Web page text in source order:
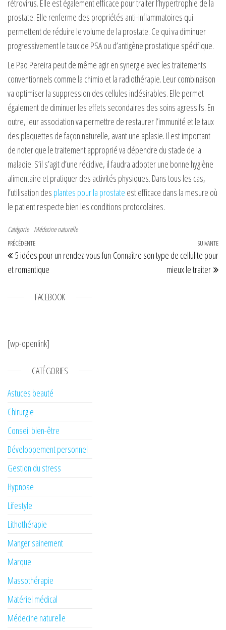
rétrovirus. Elle est également efficace pour traiter l’hypertrophie de la
prostate. Elle renferme des propriétés anti-inflammatoires qui
permettent de réduire le volume de la prostate. Ce qui va diminuer
progressivement le taux de PSA ou d’antigène prostatique spécifique.
Le Pao Pereira peut de même agir en synergie avec les traitements
conventionnels comme la chimio et la radiothérapie. Leur combinaison
va optimiser la suppression des cellules indésirables. Elle permet
également de diminuer les effets secondaires des soins agressifs. En
outre, leur association va permettre de restaurer l’immunité et le taux
des plaquettes de façon naturelle, avant une aplasie. Il est important
de noter que le traitement approprié va dépendre du stade de la
maladie. S’il s’agit d’une récidive, il faudra adopter une bonne hygiène
alimentaire et pratiquer des activités physiques. Dans tous les cas,
l’utilisation des plantes pour la prostate est efficace dans la mesure où
le patient respecte bien les conditions protocolaires.
Catégorie Médecine naturelle
Navigation de l’article
Article précédent
PRÉCÉDENTE
5 idées pour un rendez-vous fun
et romantique
SUIVANTE
Connaître son type de cellulite pour
mieux le traiter
FACEBOOK
[wp-openlink]
CATÉGORIES
Astuces beauté
Chirurgie
Conseil bien-être
Développement personnel
Gestion du stress
Hypnose
Lifestyle
Lithothérapie
Manger sainement
Marque
Massothérapie
Matériel médical
Médecine naturelle